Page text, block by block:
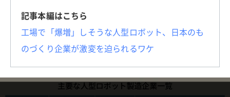
記事本編はこちら
工場で「爆増」しそうな人型ロボット、日本のも
のづくり企業が激変を迫られるワケ